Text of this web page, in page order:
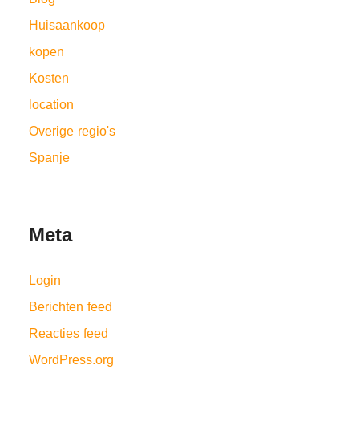
Huisaankoop
kopen
Kosten
location
Overige regio's
Spanje
Meta
Login
Berichten feed
Reacties feed
WordPress.org